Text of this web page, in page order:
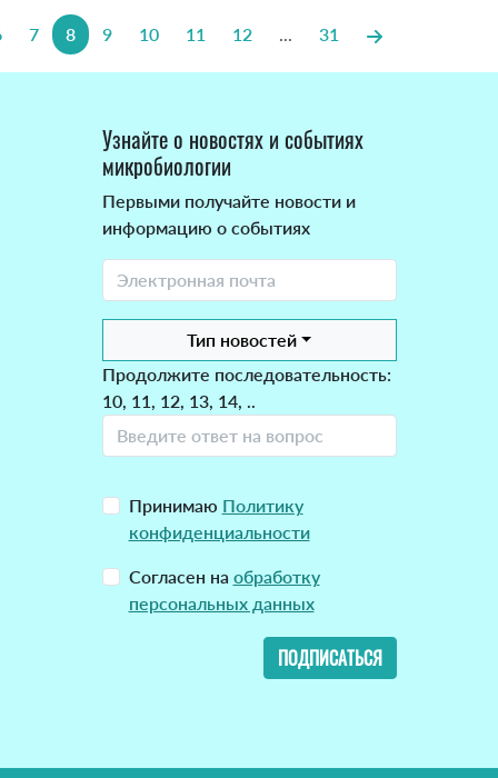
7 8 9 10 11 12 ... 31
Узнайте о новостях и событиях
микробиологии
Первыми получайте новости и
информацию о событиях
Тип новостей
Продолжите последовательность:
10, 11, 12, 13, 14, ..
Принимаю Политику
конфиденциальности
Согласен на обработку
персональных данных
ПОДПИСАТЬСЯ